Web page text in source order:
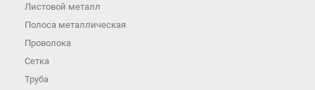
Листовой металл
Полоса металлическая
Проволока
Сетка
Труба